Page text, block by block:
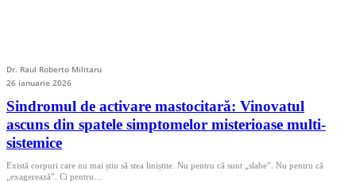
Dr. Raul Roberto Militaru
26 ianuarie 2026
Sindromul de activare mastocitară: Vinovatul
ascuns din spatele simptomelor misterioase multi-
sistemice
Există corpuri care nu mai știu să stea liniștite. Nu pentru că sunt „slabe”. Nu pentru că
„exagerează”. Ci pentru…